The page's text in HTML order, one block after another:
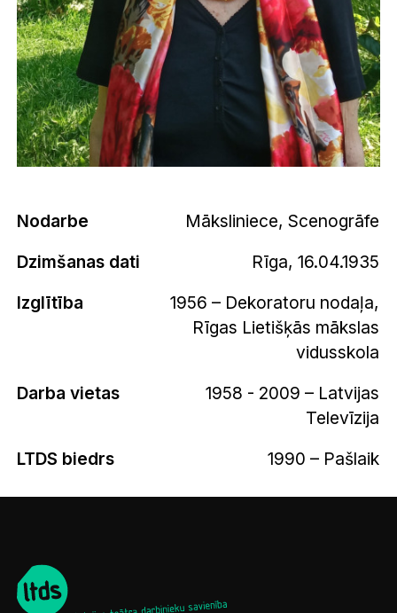
Nodarbe
Māksliniece, Scenogrāfe
Dzimšanas dati
Rīga, 16.04.1935
Izglītība
1956 – Dekoratoru nodaļa,
Rīgas Lietišķās mākslas
vidusskola
Darba vietas
1958 - 2009 – Latvijas
Televīzija
LTDS biedrs
1990 – Pašlaik